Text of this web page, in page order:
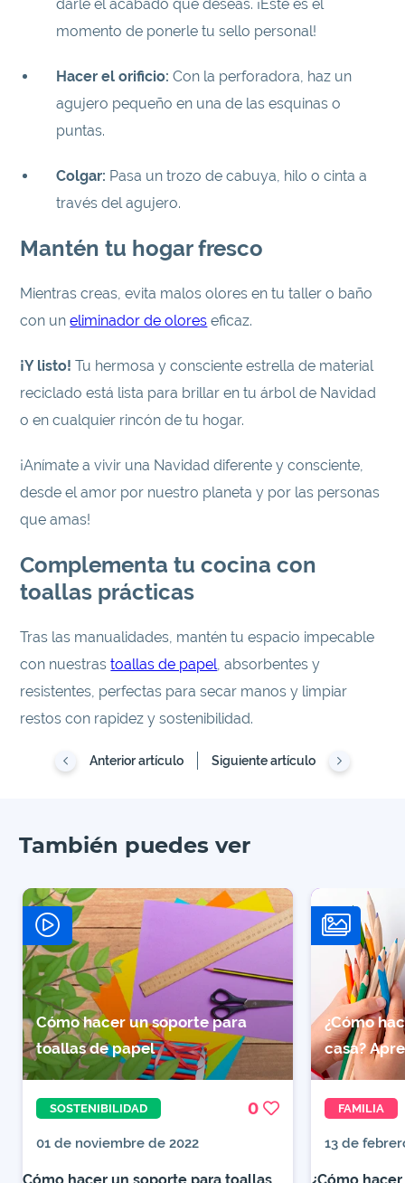
darle el acabado que deseas. ¡Este es el
momento de ponerle tu sello personal!
Hacer el orificio: Con la perforadora, haz un
agujero pequeño en una de las esquinas o
puntas.
Colgar: Pasa un trozo de cabuya, hilo o cinta a
través del agujero.
Mantén tu hogar fresco
Mientras creas, evita malos olores en tu taller o baño
con uneliminador de olores eficaz.
¡Y listo! Tu hermosa y consciente estrella de material
reciclado está lista para brillar en tu árbol de Navidad
o en cualquier rincón de tu hogar.
¡Anímate a vivir una Navidad diferente y consciente,
desde el amor por nuestro planeta y por las personas
que amas!
Complementa tu cocina con
toallas prácticas
Tras las manualidades, mantén tu espacio impecable
con nuestrastoallas de papel, absorbentes y
resistentes, perfectas para secar manos y limpiar
restos con rapidez y sostenibilidad.
Anterior artículo Siguiente artículo
También puedes ver
Cómo hacer un soporte para
toallas de papel
SOSTENIBILIDAD 0
01 de noviembre de 2022
¿Cómo
casa?
FAMILIA
13 de